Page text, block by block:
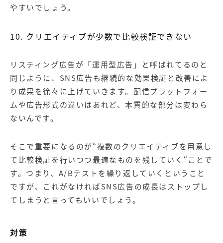
やすいでしょう。
10. クリエイティブが少数で比較検証できない
リスティング広告が「運用型広告」と呼ばれてるのと
同じように、SNS広告も継続的な効果検証と改善によ
り成果を徐々に上げていきます。配信プラットフォー
ムや広告形式の違いはあれど、本質的な部分は変わら
ないんです。
そこで重要になるのが“複数のクリエイティブを用意し
て比較検証を行いつつ最適なものを残していく“ことで
す。つまり、A/Bテストを繰り返していくということ
ですが、これがなければSNS広告の成長はストップし
てしまうと言ってもいいでしょう。
対策